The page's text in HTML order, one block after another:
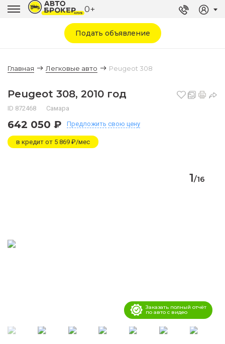
0+
Подать объявление
Главная Легковые авто Peugeot 308
Peugeot 308, 2010 год
ID 872468 Самара
642 050 ₽ Предложить свою цену
в кредит от 5 869 ₽/мес
Заказать полный отчёт
по авто с видео
1/16